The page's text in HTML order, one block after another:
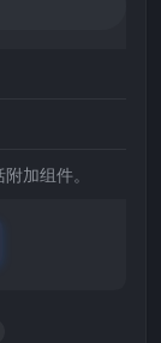
加组件。